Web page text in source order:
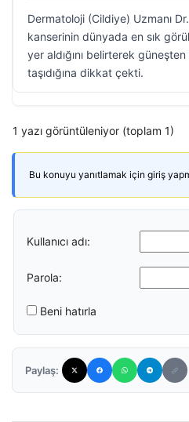
Dermatoloji (Cildiye) Uzmanı
kanserinin dünyada en sık
yer aldığını belirterek
taşıdığına dikkat çekti.
1 yazı görüntüleniyor (toplam 1)
Bu konuyu yanıtlamak için giriş
Kullanıcı adı:
Parola:
Beni hatırla
Paylaş: